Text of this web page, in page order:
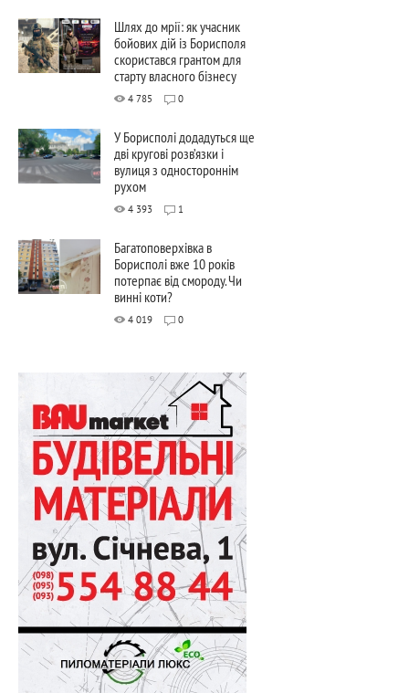
Шлях до мрії: як учасник
бойових дій із Борисполя
скористався грантом для
старту власного бізнесу
4 785 0
У Борисполі додадуться ще
дві кругові розв’язки і
вулиця з одностороннім
рухом
4 393 1
Багатоповерхівка в
Борисполі вже 10 років
потерпає від смороду. Чи
винні коти?
4 019 0